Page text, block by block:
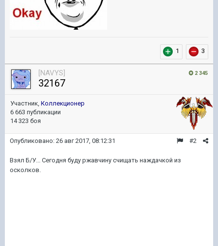
1 3
2 345
[NAVYS]
32167
Участник, Коллекционер
6 663 публикации
14 323 боя
#2
Опубликовано: 26 авг 2017, 08:12:31
Взял Б/У... Сегодня буду ржавчину счищать наждачкой из
осколков.